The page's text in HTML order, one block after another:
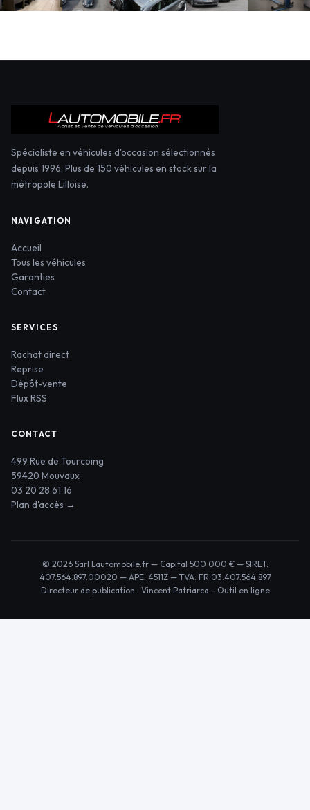
Spécialiste en véhicules d'occasion sélectionnés
depuis 1996. Plus de 150 véhicules en stock sur la
métropole Lilloise.
NAVIGATION
Accueil
Tous les véhicules
Garanties
Contact
SERVICES
Rachat direct
Reprise
Dépôt-vente
Flux RSS
CONTACT
499 Rue de Tourcoing
59420 Mouvaux
03 20 28 61 16
Plan d'accès →
© 2026 Sarl Lautomobile.fr — Capital 500 000 € — SIRET:
407.564.897.00020 — APE: 4511Z — TVA: FR 03.407.564.897
Directeur de publication : Vincent Patriarca - Outil en ligne